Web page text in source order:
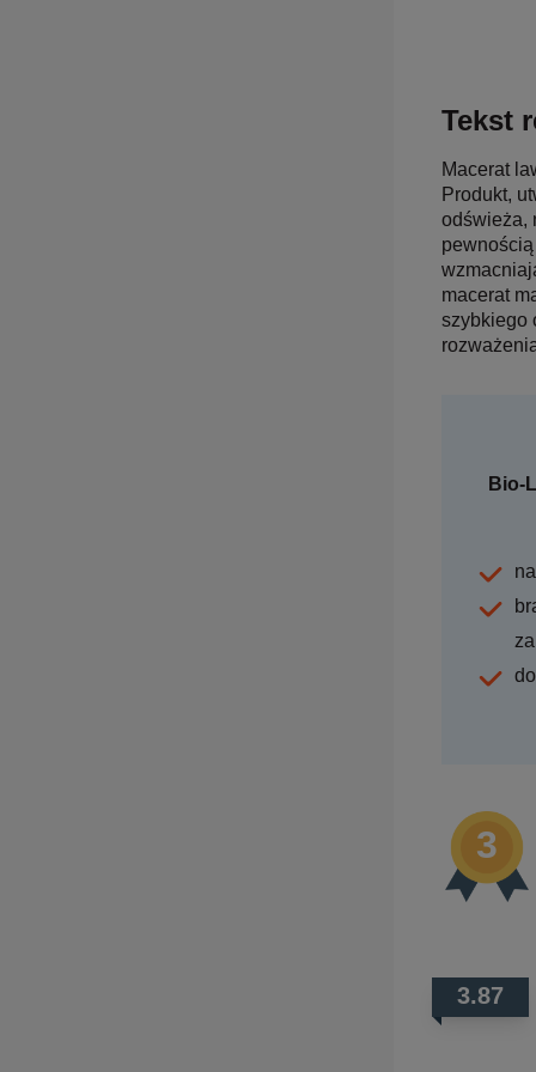
Tekst
Macerat
Produkt,
odświeża,
macerat
szybkiego
Bio-
3.87